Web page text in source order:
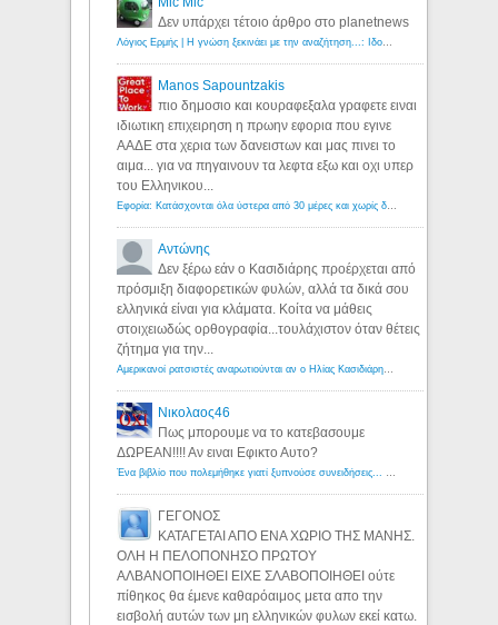
Δεν υπάρχει τέτοιο άρθρο στο planetnews
Manos Sapountzakis
πιο δημοσιο και κουραφεξαλα γραφετε ειναι
ιδιωτικη επιχειρηση η πρωην εφορια που εγινε
ΑΑΔΕ στα χερια των δανειστων και μας πινει το
αιμα... για να πηγαινουν τα λεφτα εξω και οχι υπερ
του Ελληνικου...
Αντώνης
Δεν ξέρω εάν ο Κασιδιάρης προέρχεται από
πρόσμιξη διαφορετικών φυλών, αλλά τα δικά σου
ελληνικά είναι για κλάματα. Κοίτα να μάθεις
στοιχειωδώς ορθογραφία...τουλάχιστον όταν θέτεις
ζήτημα για την...
Νικολαος46
Πως μπορουμε να το κατεβασουμε
ΔΩΡΕΑΝ!!!! Αν ειναι Εφικτο Αυτο?
ΓΕΓΟΝΟΣ
ΚΑΤΑΓΕΤΑΙ ΑΠΟ ΕΝΑ ΧΩΡΙΟ ΤΗΣ ΜΑΝΗΣ.
ΟΛΗ Η ΠΕΛΟΠΟΝΗΣΟ ΠΡΩΤΟΥ
ΑΛΒΑΝΟΠΟΙΗΘΕΙ ΕΙΧΕ ΣΛΑΒΟΠΟΙΗΘΕΙ ούτε
πίθηκος θα έμενε καθαρόαιμος μετα απο την
εισβολή αυτών των μη ελληνικών φυλων εκεί κατω.